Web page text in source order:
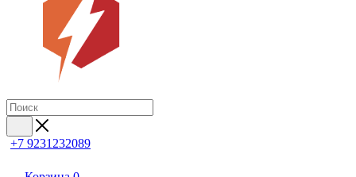
+7 9231232089